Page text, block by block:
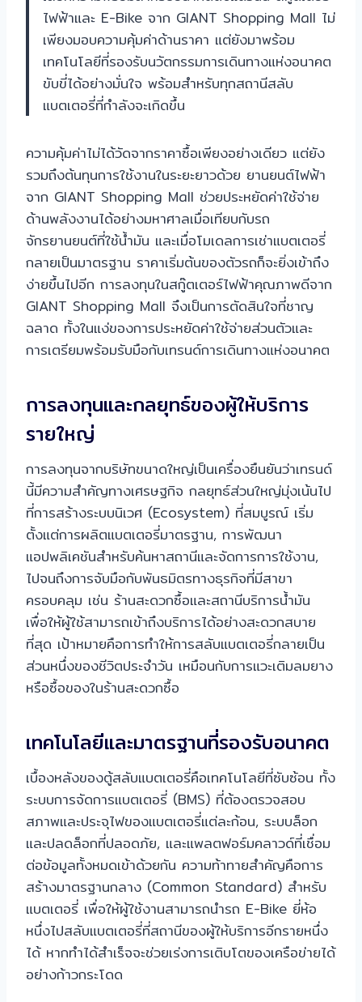
ไฟฟ้าและ E-Bike จาก GIANT Shopping Mall ไม่
เพียงมอบความคุ้มค่าด้านราคา แต่ยังมาพร้อม
เทคโนโลยีที่รองรับนวัตกรรมการเดินทางแห่งอนาคต
ขับขี่ได้อย่างมั่นใจ พร้อมสำหรับทุกสถานีสลับ
แบตเตอรี่ที่กำลังจะเกิดขึ้น
ความคุ้มค่าไม่ได้วัดจากราคาซื้อเพียงอย่างเดียว แต่ยัง
รวมถึงต้นทุนการใช้งานในระยะยาวด้วย ยานยนต์ไฟฟ้า
จาก GIANT Shopping Mall ช่วยประหยัดค่าใช้จ่าย
ด้านพลังงานได้อย่างมหาศาลเมื่อเทียบกับรถ
จักรยานยนต์ที่ใช้น้ำมัน และเมื่อโมเดลการเช่าแบตเตอรี่
กลายเป็นมาตรฐาน ราคาเริ่มต้นของตัวรถก็จะยิ่งเข้าถึง
ง่ายขึ้นไปอีก การลงทุนในสกู๊ตเตอร์ไฟฟ้าคุณภาพดีจาก
GIANT Shopping Mall จึงเป็นการตัดสินใจที่ชาญ
ฉลาด ทั้งในแง่ของการประหยัดค่าใช้จ่ายส่วนตัวและ
การเตรียมพร้อมรับมือกับเทรนด์การเดินทางแห่งอนาคต
การลงทุนและกลยุทธ์ของผู้ให้บริการ
รายใหญ่
การลงทุนจากบริษัทขนาดใหญ่เป็นเครื่องยืนยันว่าเทรนด์
นี้มีความสำคัญทางเศรษฐกิจ กลยุทธ์ส่วนใหญ่มุ่งเน้นไป
ที่การสร้างระบบนิเวศ (Ecosystem) ที่สมบูรณ์ เริ่ม
ตั้งแต่การผลิตแบตเตอรี่มาตรฐาน, การพัฒนา
แอปพลิเคชันสำหรับค้นหาสถานีและจัดการการใช้งาน,
ไปจนถึงการจับมือกับพันธมิตรทางธุรกิจที่มีสาขา
ครอบคลุม เช่น ร้านสะดวกซื้อและสถานีบริการน้ำมัน
เพื่อให้ผู้ใช้สามารถเข้าถึงบริการได้อย่างสะดวกสบาย
ที่สุด เป้าหมายคือการทำให้การสลับแบตเตอรี่กลายเป็น
ส่วนหนึ่งของชีวิตประจำวัน เหมือนกับการแวะเติมลมยาง
หรือซื้อของในร้านสะดวกซื้อ
เทคโนโลยีและมาตรฐานที่รองรับอนาคต
เบื้องหลังของตู้สลับแบตเตอรี่คือเทคโนโลยีที่ซับซ้อน ทั้ง
ระบบการจัดการแบตเตอรี่ (BMS) ที่ต้องตรวจสอบ
สภาพและประจุไฟของแบตเตอรี่แต่ละก้อน, ระบบล็อก
และปลดล็อกที่ปลอดภัย, และแพลตฟอร์มคลาวด์ที่เชื่อม
ต่อข้อมูลทั้งหมดเข้าด้วยกัน ความท้าทายสำคัญคือการ
สร้างมาตรฐานกลาง (Common Standard) สำหรับ
แบตเตอรี่ เพื่อให้ผู้ใช้งานสามารถนำรถ E-Bike ยี่ห้อ
หนึ่งไปสลับแบตเตอรี่ที่สถานีของผู้ให้บริการอีกรายหนึ่ง
ได้ หากทำได้สำเร็จจะช่วยเร่งการเติบโตของเครือข่ายได้
อย่างก้าวกระโดด